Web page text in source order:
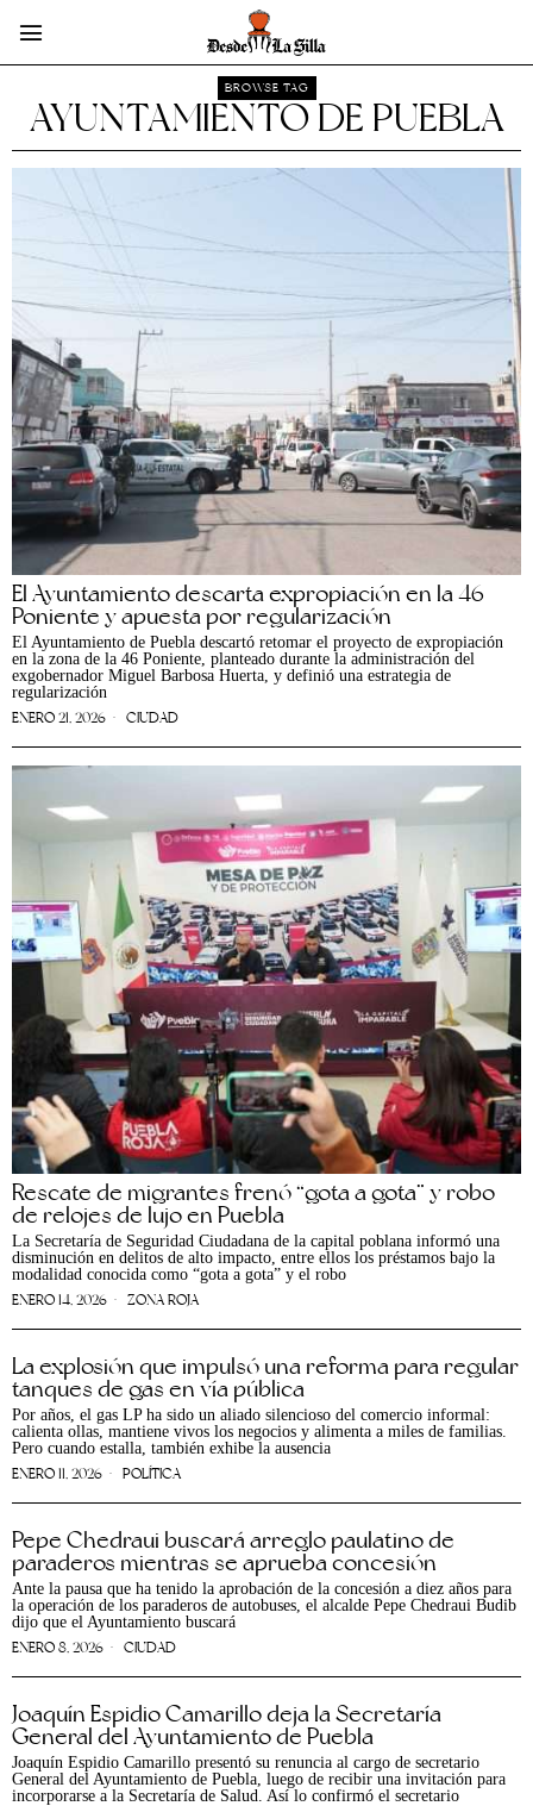
BROWSE TAG
AYUNTAMIENTO DE PUEBLA
El Ayuntamiento descarta expropiación en la 46
Poniente y apuesta por regularización
El Ayuntamiento de Puebla descartó retomar el proyecto de expropiación
en la zona de la 46 Poniente, planteado durante la administración del
exgobernador Miguel Barbosa Huerta, y definió una estrategia de
regularización
ENERO 21, 2026 CIUDAD
Rescate de migrantes frenó “gota a gota” y robo
de relojes de lujo en Puebla
La Secretaría de Seguridad Ciudadana de la capital poblana informó una
disminución en delitos de alto impacto, entre ellos los préstamos bajo la
modalidad conocida como “gota a gota” y el robo
ENERO 14, 2026 ZONA ROJA
La explosión que impulsó una reforma para regular
tanques de gas en vía pública
Por años, el gas LP ha sido un aliado silencioso del comercio informal:
calienta ollas, mantiene vivos los negocios y alimenta a miles de familias.
Pero cuando estalla, también exhibe la ausencia
ENERO 11, 2026 POLÍTICA
Pepe Chedraui buscará arreglo paulatino de
paraderos mientras se aprueba concesión
Ante la pausa que ha tenido la aprobación de la concesión a diez años para
la operación de los paraderos de autobuses, el alcalde Pepe Chedraui Budib
dijo que el Ayuntamiento buscará
ENERO 8, 2026 CIUDAD
Joaquín Espidio Camarillo deja la Secretaría
General del Ayuntamiento de Puebla
Joaquín Espidio Camarillo presentó su renuncia al cargo de secretario
General del Ayuntamiento de Puebla, luego de recibir una invitación para
incorporarse a la Secretaría de Salud. Así lo confirmó el secretario